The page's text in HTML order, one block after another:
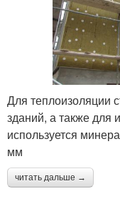
Для теплоизоляции
зданий, а также для
используется
мм
читать дальше →